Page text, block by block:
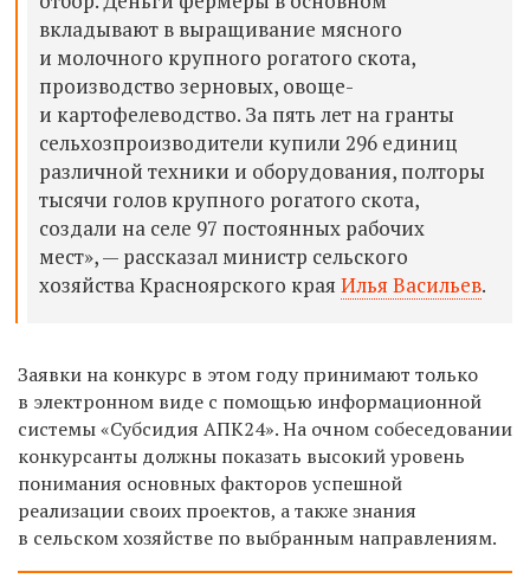
вкладывают в выращивание мясного
и молочного крупного рогатого скота,
производство зерновых, овоще-
и картофелеводство. За пять лет на гранты
сельхозпроизводители купили 296 единиц
различной техники и оборудования, полторы
тысячи голов крупного рогатого скота,
создали на селе 97 постоянных рабочих
мест»,— рассказал министр сельского
хозяйства Красноярского края Илья Васильев.
Заявки на конкурс в этом году принимают только
в электронном виде с помощью информационной
системы «Субсидия АПК24». На очном собеседовании
конкурсанты должны показать высокий уровень
понимания основных факторов успешной
реализации своих проектов, а также знания
в сельском хозяйстве по выбранным направлениям.